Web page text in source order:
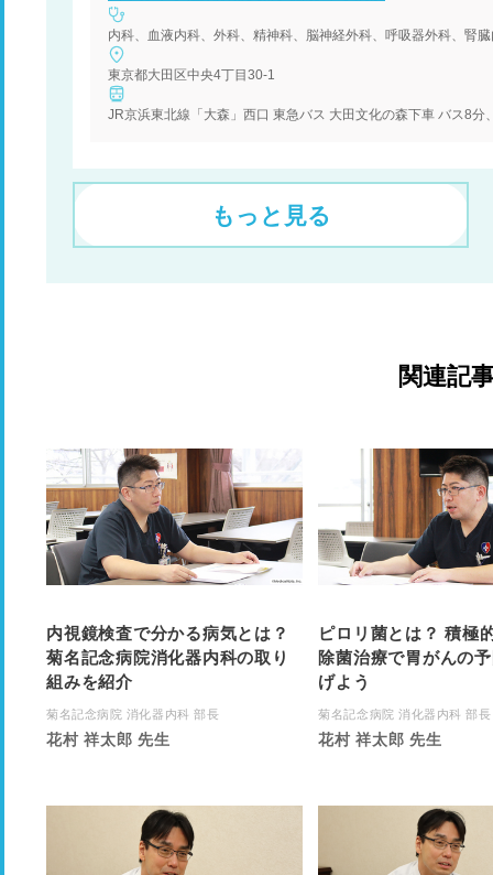
内科、血液内科、外科、精神科、脳神経外科、呼吸器外科、腎
東京都大田区中央4丁目30-1
JR京浜東北線「大森」西口 東急バス 大田文化の森下車 バス8
もっと見る
関連記
内視鏡検査で分かる病気とは？
菊名記念病院消化器内科の取り
組みを紹介
菊名記念病院 消化器内科 部長
花村 祥太郎 先生
ピロリ菌とは？ 積極
除菌治療で胃がんの
げよう
菊名記念病院 消化器内科 部長
花村 祥太郎 先生